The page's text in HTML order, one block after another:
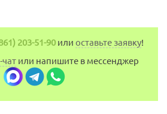
203-51-90или оставьте заявку!
или напишите в мессенджер